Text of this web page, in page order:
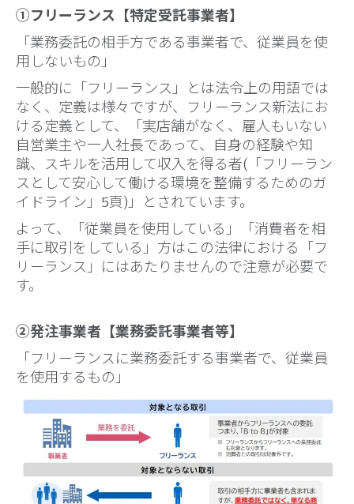
①フリーランス【特定受託事業者】
「業務委託の相手方である事業者で、従業員を使
用しないもの」
一般的に「フリーランス」とは法令上の用語では
なく、定義は様々ですが、フリーランス新法にお
ける定義として、「実店舗がなく、雇人もいない
自営業主や一人社長であって、自身の経験や知
識、スキルを活用して収入を得る者(「フリーラン
スとして安心して働ける環境を整備するためのガ
イドライン」5頁)」とされています。
よって、「従業員を使用している」「消費者を相
手に取引をしている」方はこの法律における「フ
リーランス」にはあたりませんので注意が必要で
す。
②発注事業者【業務委託事業者等】
「フリーランスに業務委託する事業者で、従業員
を使用するもの」